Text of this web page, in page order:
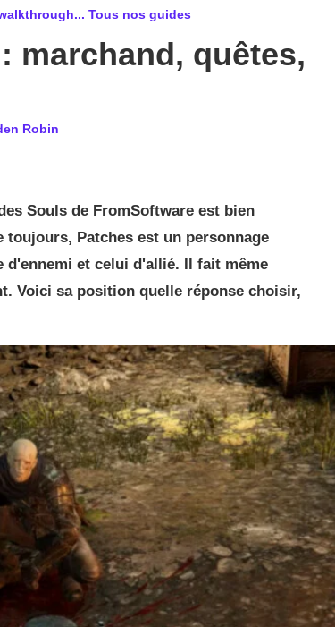
Tous nos guides
marchand, quêtes,
Robin
Souls de FromSoftware est bien
toujours, Patches est un personnage
et celui d'allié. Il fait même
Voici sa position quelle réponse choisir,